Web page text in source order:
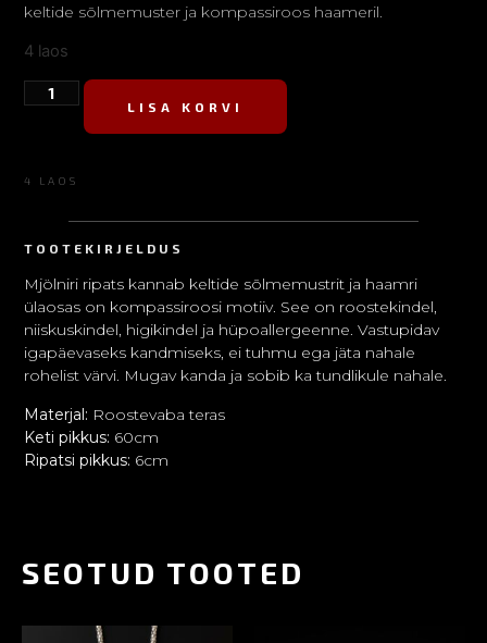
keltide sõlmemuster ja kompassiroos haameril.
4 laos
LISA KORVI
4 LAOS
TOOTEKIRJELDUS
Mjölniri ripats kannab keltide sõlmemustrit ja haamri
ülaosas on kompassiroosi motiiv. See on roostekindel,
niiskuskindel, higikindel ja hüpoallergeenne. Vastupidav
igapäevaseks kandmiseks, ei tuhmu ega jäta nahale
rohelist värvi. Mugav kanda ja sobib ka tundlikule nahale.
Materjal: Roostevaba teras
Keti pikkus: 60cm
Ripatsi pikkus: 6cm
SEOTUD TOOTED